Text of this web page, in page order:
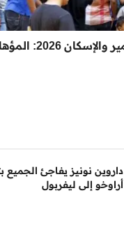
فرص عمل بنك
داروين نونيز يفاجئ الجميع
أراوخو إلى ليفربول